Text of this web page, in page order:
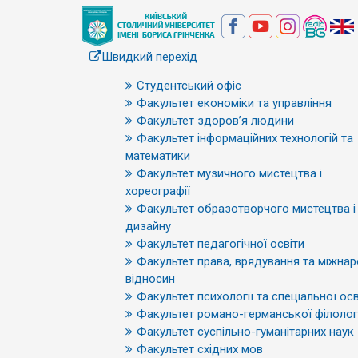
Швидкий перехід
Студентський офіс
Факультет економіки та управління
Факультет здоров’я людини
Факультет інформаційних технологій та
математики
Факультет музичного мистецтва і
хореографії
Факультет образотворчого мистецтва і
дизайну
Факультет педагогічної освіти
Факультет права, врядування та
відносин
Факультет психології та спеціальної
Факультет романо-германської
Факультет суспільно-гуманітарних наук
Факультет східних мов